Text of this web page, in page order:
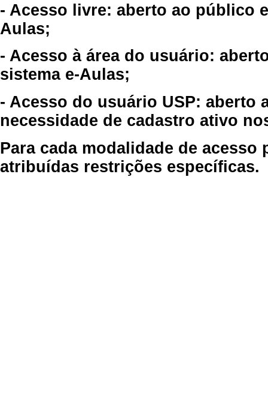
- Acesso livre: aberto ao público
Aulas;
- Acesso à área do usuário:
sistema e-Aulas;
- Acesso do usuário USP: aberto
necessidade de cadastro ativo
Para cada modalidade de
atribuídas restrições específicas.